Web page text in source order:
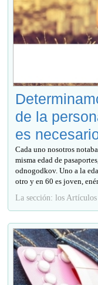
de la
es
Cada uno nosotros
misma edad de
odnogodkov. Uno a la
otro y en 60 es joven,
La sección: los